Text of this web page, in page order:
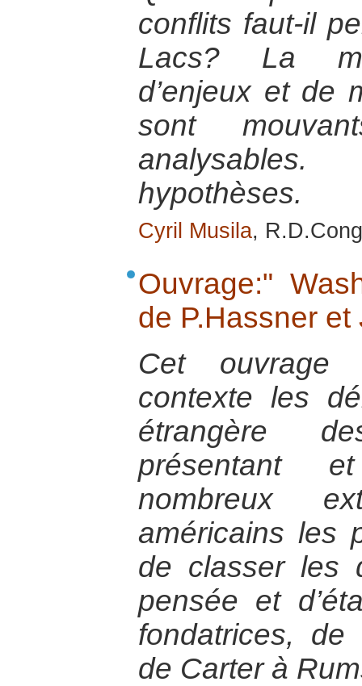
conflits faut-il
Lacs? La
d’enjeux et de
sont
analysables.
hypothèses.
Cyril Musila,
Ouvrage:"
de P.Hassner et
Cet ouvrage
contexte les
étrangère
présentant
nombreux
américains les
de classer les
pensée et
fondatrices, de
de Carter à